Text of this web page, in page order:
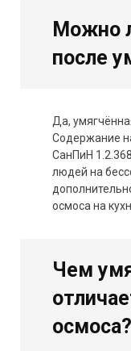
Можно
после
Да,
Содержание
СанПиН
людей на
осмоса на
Чем
осмоса?